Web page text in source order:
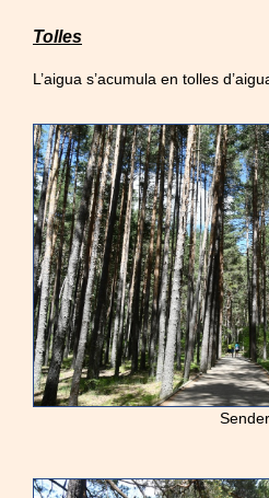
Tolles
L’aigua s’acumula en tolles
Sender